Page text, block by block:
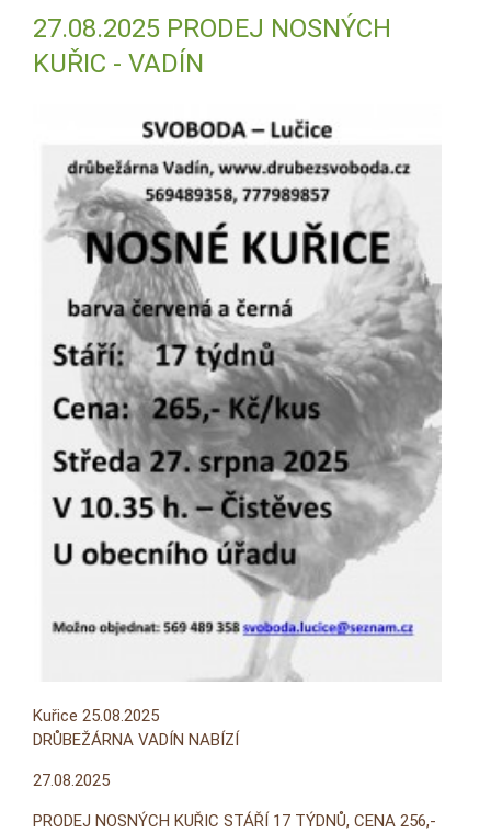
27.08.2025 PRODEJ NOSNÝCH
KUŘIC - VADÍN
Kuřice 25.08.2025
DRŮBEŽÁRNA VADÍN NABÍZÍ
27.08.2025
PRODEJ NOSNÝCH KUŘIC STÁŘÍ 17 TÝDNŮ, CENA 256,-